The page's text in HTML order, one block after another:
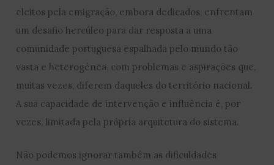
eleitos pela emigração, embora dedicados, enfrentam
um desafio hercúleo para dar resposta a uma
comunidade portuguesa espalhada pelo mundo tão
vasta e heterogénea, com problemas e aspirações que,
muitas vezes, diferem daqueles do território nacional.
A sua capacidade de intervenção e influência é, por
vezes, limitada pela própria arquitetura do sistema.
Não podemos ignorar também as dificuldades